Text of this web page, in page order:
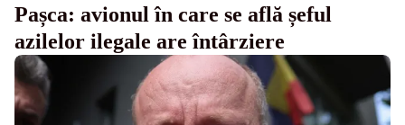
Pașca: avionul în care se află șeful
azilelor ilegale are întârziere